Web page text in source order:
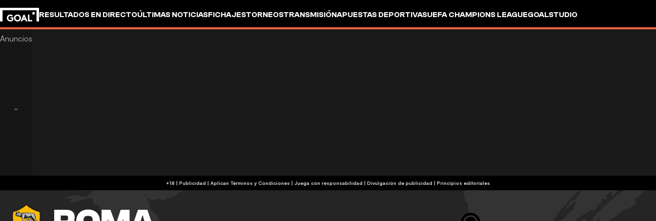
RESULTADOS EN DIRECTOÚLTIMAS NOTICIASFICHAJESTORNEOSTRANSMISIÓNAPUESTAS DEPORTIVASUEFA CHAMPIONS LEAGUEGOALSTUDIO
+18 | Publicidad | Aplican Términos y Condiciones | Juega con responsabilidad | Divulgación de publicidad | Principios editoriales